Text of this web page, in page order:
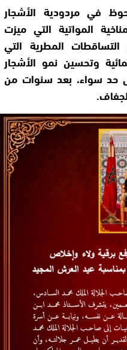
في مردودية الأشجار
المواتية التي ميزت
المطرية التي
وتحسين نمو الأشجار
حد سواء، بعد سنوات من